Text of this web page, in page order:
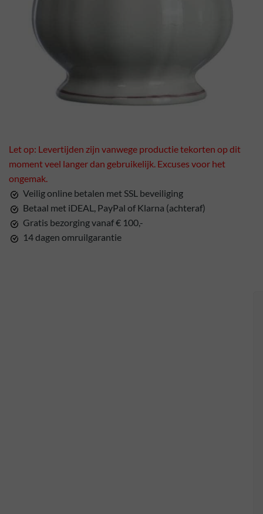
Let op: Levertijden zijn vanwege productie tekorten op dit
moment veel langer dan gebruikelijk. Excuses voor het
ongemak.
Veilig online betalen met SSL beveiliging
Betaal met iDEAL, PayPal of Klarna (achteraf)
Gratis bezorging vanaf € 100,-
14 dagen omruilgarantie